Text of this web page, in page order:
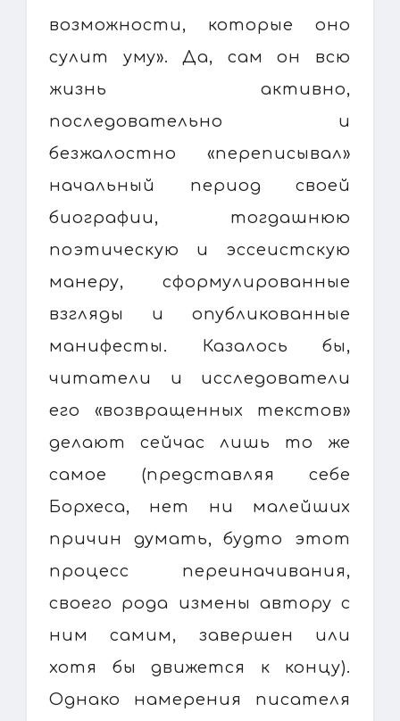
возможности, которые оно
сулит уму». Да, сам он всю
жизнь активно,
последовательно и
безжалостно «переписывал»
начальный период своей
биографии, тогдашнюю
поэтическую и эссеистскую
манеру, сформулированные
взгляды и опубликованные
манифесты. Казалось бы,
читатели и исследователи
его «возвращенных текстов»
делают сейчас лишь то же
самое (представляя себе
Борхеса, нет ни малейших
причин думать, будто этот
процесс переиначивания,
своего рода измены автору с
ним самим, завершен или
хотя бы движется к концу).
Однако намерения писателя